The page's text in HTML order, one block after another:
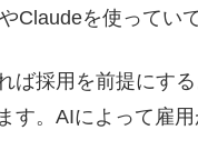
Claudeを使ってい
ば採用を前提にす
す。AIによって雇